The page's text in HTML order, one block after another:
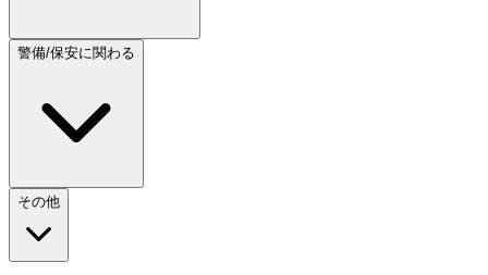
警備/保安に関わる
その他